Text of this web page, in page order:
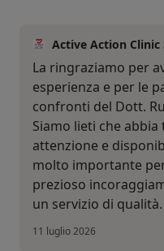
Active Action Clinic
La ringraziamo per
esperienza e per le
confronti del Dott.
Siamo lieti che
attenzione e
molto importante
prezioso
un servizio di
11 luglio 2026